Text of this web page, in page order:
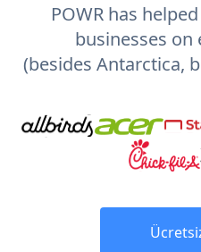
POWR has
businesses
(besides Antarctica,